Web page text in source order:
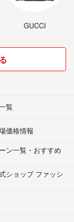
GUCCI
覧
価格情報
ン一覧・おすすめ
ショップ ファッシ